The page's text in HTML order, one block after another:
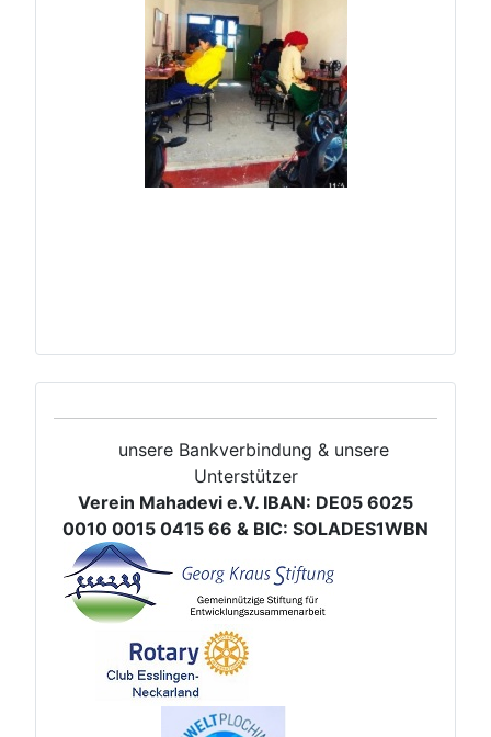
unsere Bankverbindung & unsere
Unterstützer
Verein Mahadevi e.V. IBAN: DE05 6025
0010 0015 0415 66 & BIC: SOLADES1WBN